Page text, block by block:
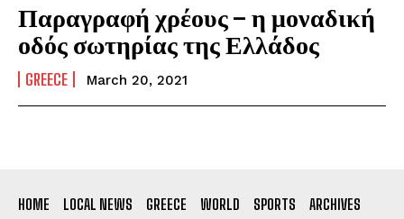
Παραγραφή χρέους – η μοναδική
οδός σωτηρίας της Ελλάδος
GREECE March 20, 2021
HOME LOCAL NEWS GREECE WORLD SPORTS
ARCHIVES